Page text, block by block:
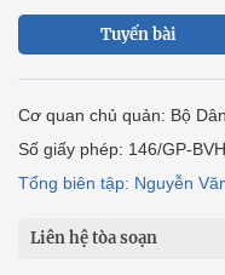
Tuyến bài
Cơ quan chủ quản: Bộ
Số giấy phép: 146/GP-
Tổng biên tập: Nguyễn
Liên hệ tòa soạn